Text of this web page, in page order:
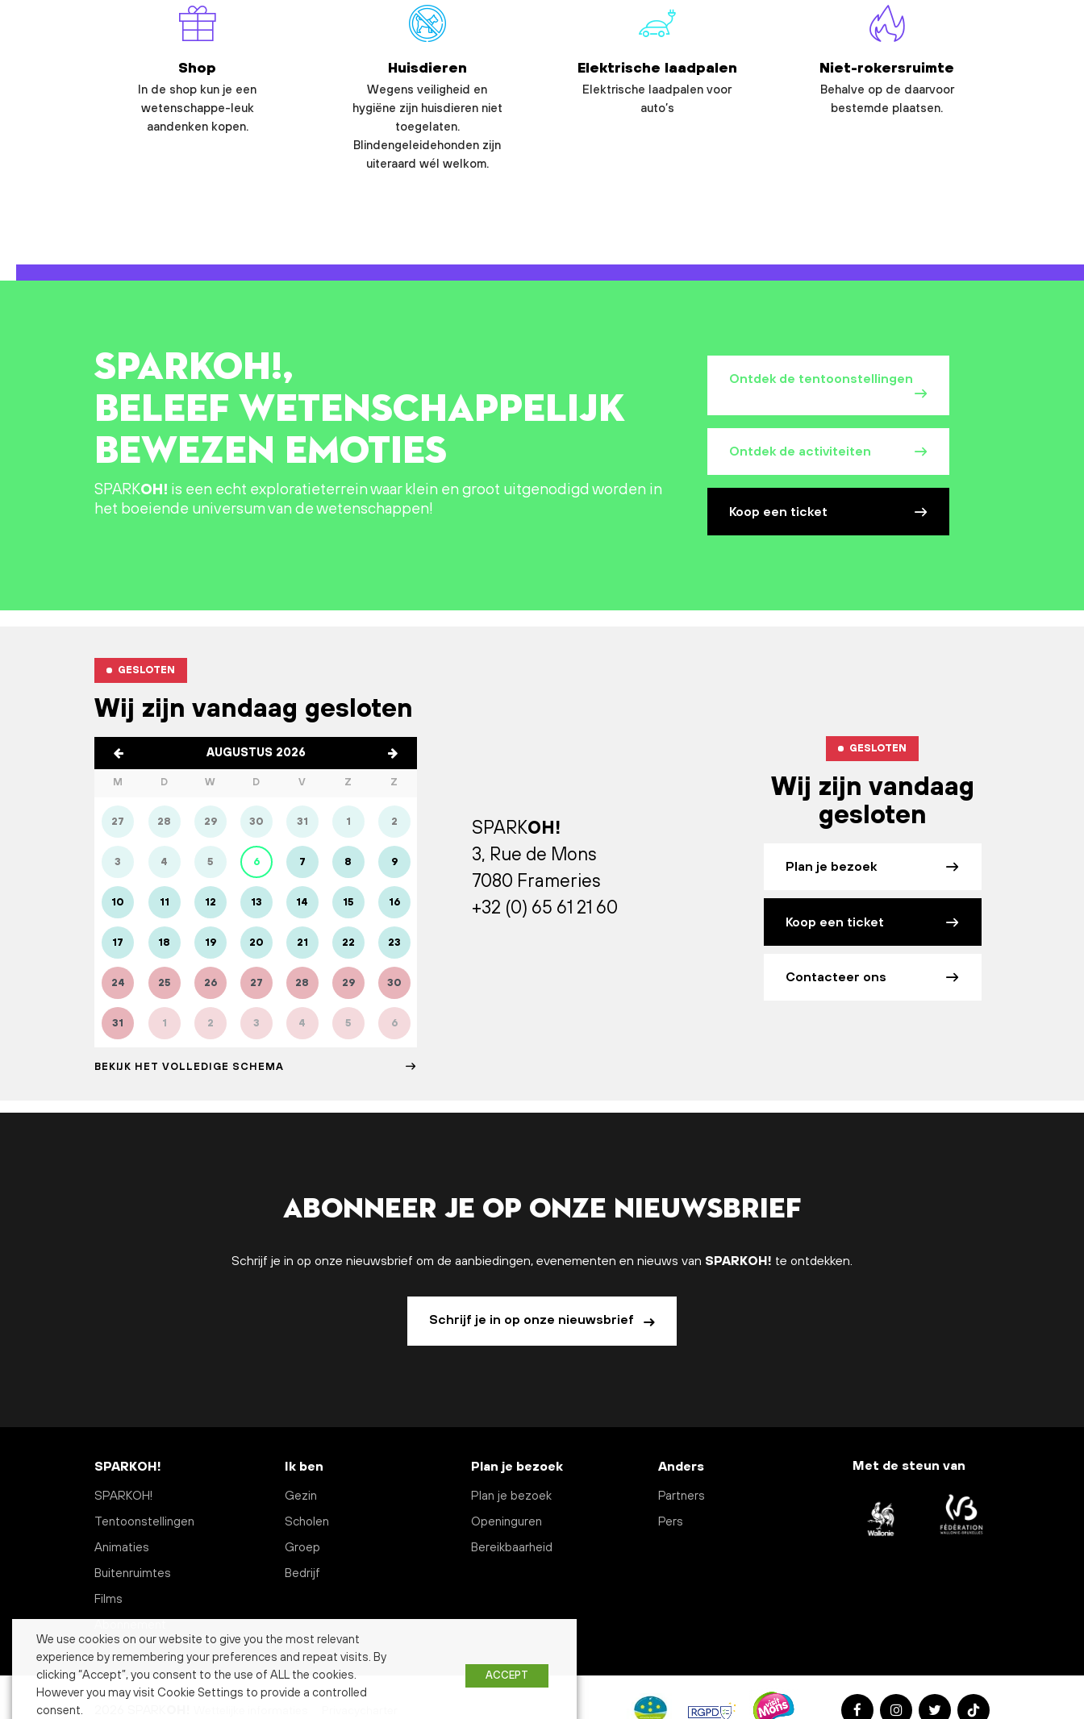
Shop
In de shop kun je een
wetenschappe-leuk
aandenken kopen.
Huisdieren
Wegens veiligheid en
hygiëne zijn huisdieren niet
toegelaten.
Blindengeleidehonden zijn
uiteraard wél welkom.
Elektrische laadpalen
Elektrische laadpalen voor
auto’s
Niet-rokersruimte
Behalve op de daarvoor
bestemde plaatsen.
Ontdek de tentoonstellingen
Ontdek de activiteiten
Koop een ticket
SPARKOH!,
BELEEF WETENSCHAPPELIJK
BEWEZEN EMOTIES
SPARKOH! is een echt exploratieterrein waar klein en groot uitgenodigd worden in
het boeiende universum van de wetenschappen!
GESLOTEN
Wij zijn vandaag gesloten
AUGUSTUS 2026
M D W D V Z Z
27 28 29 30 31 1 2
3 4 5 6 7 8 9
10 11 12 13 14 15 16
17 18 19 20 21 22 23
24 25 26 27 28 29 30
31 1 2 3 4 5 6
BEKIJK HET VOLLEDIGE SCHEMA
SPARKOH!
3, Rue de Mons
7080 Frameries
+32 (0) 65 61 21 60
GESLOTEN
Wij zijn vandaag
gesloten
Plan je bezoek
Koop een ticket
Contacteer ons
Abonneer je op onze nieuwsbrief
Schrijf je in op onze nieuwsbrief om de aanbiedingen, evenementen en nieuws van SPARKOH! te ontdekken.
Schrijf je in op onze nieuwsbrief
SPARKOH!
SPARKOH!
Tentoonstellingen
Animaties
Buitenruimtes
Films
Ik ben
Gezin
Scholen
Groep
Bedrijf
Plan je bezoek
Plan je bezoek
Openinguren
Bereikbaarheid
Anders
Partners
Pers
Met de steun van
We use cookies on our website to give you the most relevant
experience by remembering your preferences and repeat visits. By
clicking “Accept”, you consent to the use of ALL the cookies.
However you may visit Cookie Settings to provide a controlled
consent.
ACCEPT